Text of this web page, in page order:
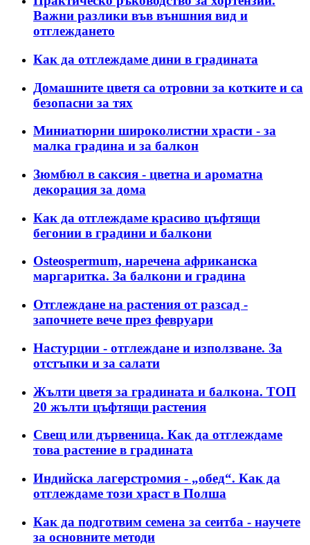
Важни разлики във външния вид и
отглеждането
Как да отглеждаме дини в градината
Домашните цветя са отровни за котките и са
безопасни за тях
Миниатюрни широколистни храсти - за
малка градина и за балкон
Зюмбюл в саксия - цветна и ароматна
декорация за дома
Как да отглеждаме красиво цъфтящи
бегонии в градини и балкони
Osteospermum, наречена африканска
маргаритка. За балкони и градина
Отглеждане на растения от разсад -
започнете вече през февруари
Настурции - отглеждане и използване. За
отстъпки и за салати
Жълти цветя за градината и балкона. ТОП
20 жълти цъфтящи растения
Свещ или дървеница. Как да отглеждаме
това растение в градината
Индийска лагерстромия - „обед“. Как да
отглеждаме този храст в Полша
Как да подготвим семена за сеитба - научете
за основните методи